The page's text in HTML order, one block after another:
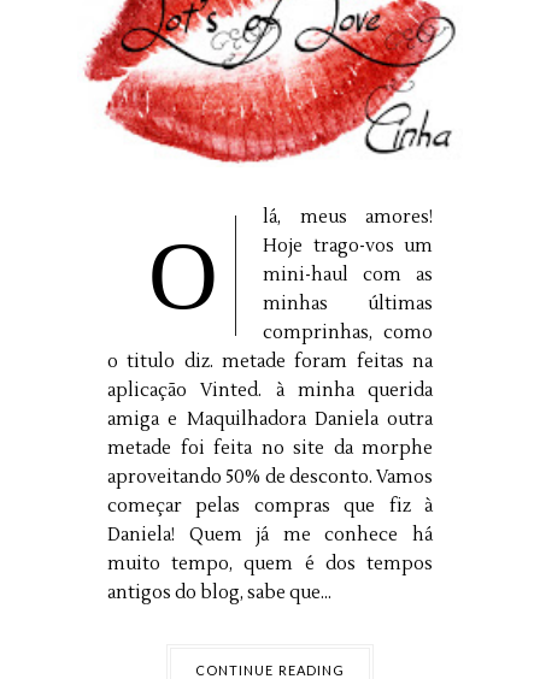
O
lá, meus amores!
Hoje trago-vos um
mini-haul com as
minhas últimas
comprinhas, como
o titulo diz. metade foram feitas na
aplicação Vinted. à minha querida
amiga e Maquilhadora Daniela outra
metade foi feita no site da morphe
aproveitando 50% de desconto. Vamos
começar pelas compras que fiz à
Daniela! Quem já me conhece há
muito tempo, quem é dos tempos
antigos do blog, sabe que...
CONTINUE READING